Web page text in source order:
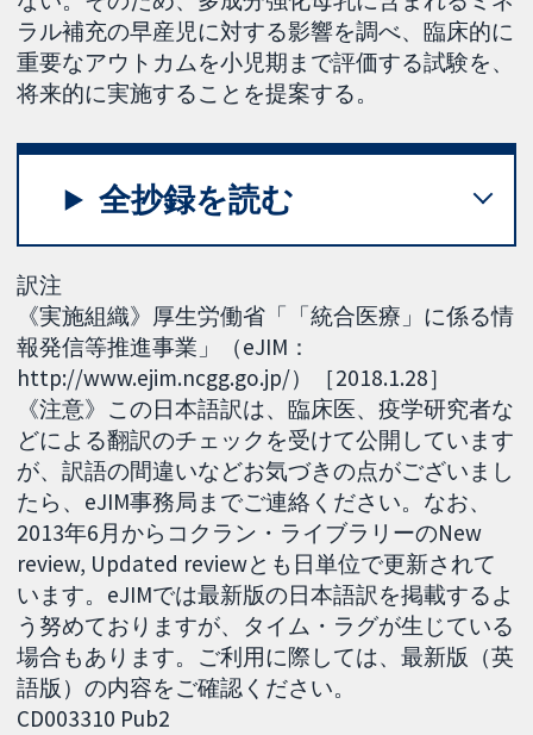
ラル補充の早産児に対する影響を調べ、臨床的に
重要なアウトカムを小児期まで評価する試験を、
将来的に実施することを提案する。
全抄録を読む
訳注
《実施組織》厚生労働省「「統合医療」に係る情
報発信等推進事業」（eJIM：
http://www.ejim.ncgg.go.jp/）［2018.1.28］
《注意》この日本語訳は、臨床医、疫学研究者な
どによる翻訳のチェックを受けて公開しています
が、訳語の間違いなどお気づきの点がございまし
たら、eJIM事務局までご連絡ください。なお、
2013年6月からコクラン・ライブラリーのNew
review, Updated reviewとも日単位で更新されて
います。eJIMでは最新版の日本語訳を掲載するよ
う努めておりますが、タイム・ラグが生じている
場合もあります。ご利用に際しては、最新版（英
語版）の内容をご確認ください。
CD003310 Pub2